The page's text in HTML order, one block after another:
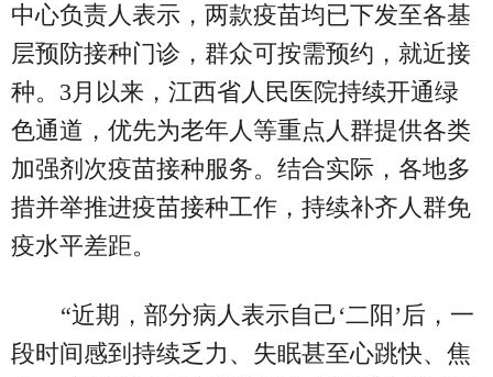
中心负责人表示，两款疫苗均已下发至各基
层预防接种门诊，群众可按需预约，就近接
种。3月以来，江西省人民医院持续开通绿
色通道，优先为老年人等重点人群提供各类
加强剂次疫苗接种服务。结合实际，各地多
措并举推进疫苗接种工作，持续补齐人群免
疫水平差距。
“近期，部分病人表示自己‘二阳’后，一
段时间感到持续乏力、失眠甚至心跳快、焦